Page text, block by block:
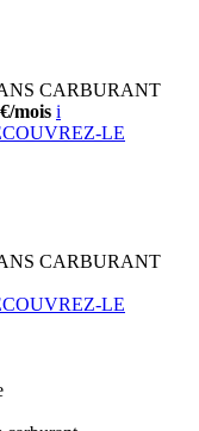
CARBURANT
mois i
LE
CARBURANT
LE